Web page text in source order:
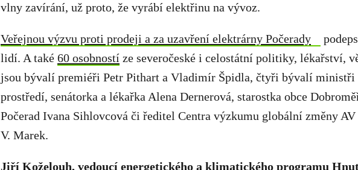
vlny zavírání, už proto, že vyrábí elektřinu na vývoz.
Veřejnou výzvu proti prodeji a za uzavření elektrárny Počerady
lidí. A také 60 osobností ze severočeské i celostátní politiky, lékařství,
jsou bývalí premiéři Petr Pithart a Vladimír Špidla, čtyři bývalí
prostředí, senátorka a lékařka Alena Dernerová, starostka obce
Počerad Ivana Sihlovcová či ředitel Centra výzkumu globální změny
V. Marek.
Jiří Koželouh, vedoucí energetického a klimatického programu